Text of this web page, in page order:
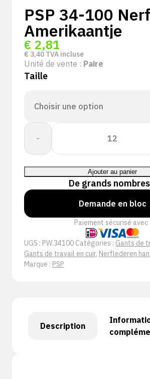
PSP 34-100
Amerikaantje
€ 2,81
€ 3,40 TVA incluse
Unité de vente : Paire
Taille
-
quantité
PSP
34-
100
Nerfleren
Amerikaantje
Ajouter au panier
De grands
Demande en bloc
Paiement sécurisé avec :
UGS : PW.34100 Catégories : Gants de
Gants de travail en cuir, Nerflederen
Marque : PSP
Description